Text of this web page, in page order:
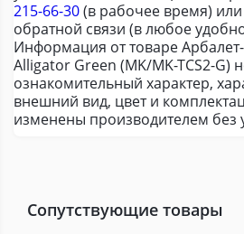
215-66-30(в рабочее время)
обратной связи (в любое
Информация от товаре
Alligator Green (MK/MK-TCS2-G)
ознакомительный характер,
внешний вид, цвет и
изменены производителем без
Сопутствующие товары